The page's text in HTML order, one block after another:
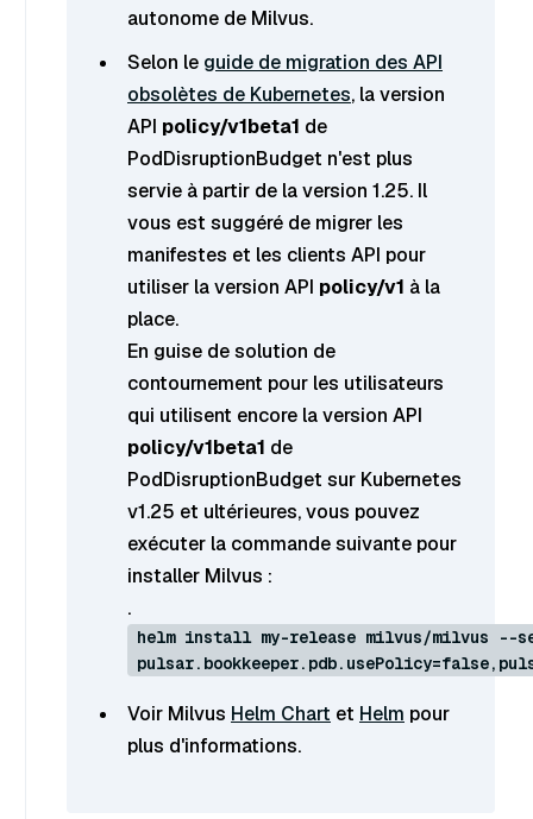
autonome de Milvus.
Selon le guide de migration des API
obsolètes de Kubernetes, la version
API policy/v1beta1 de
PodDisruptionBudget n'est plus
servie à partir de la version 1.25. Il
vous est suggéré de migrer les
manifestes et les clients API pour
utiliser la version API policy/v1 à la
place.
En guise de solution de
contournement pour les utilisateurs
qui utilisent encore la version API
policy/v1beta1 de
PodDisruptionBudget sur Kubernetes
v1.25 et ultérieures, vous pouvez
exécuter la commande suivante pour
installer Milvus :
.
helm install my-release milvus/milvus --
Voir Milvus Helm Chart et Helm pour
plus d'informations.